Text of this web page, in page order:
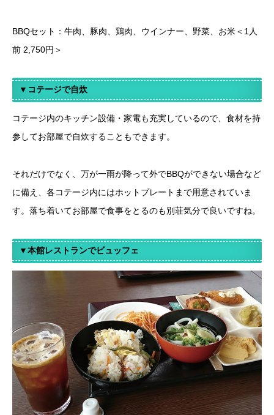
BBQセット：牛肉、豚肉、鶏肉、ウインナー、野菜、お米＜1人
前 2,750円＞
▼コテージで自炊
コテージ内のキッチン設備・家電も充実しているので、食材を持
参してお部屋で自炊することもできます。
それだけでなく、万が一雨が降って外でBBQができない場合など
に備え、各コテージ内にはホットプレートまで用意されていま
す。落ち着いてお部屋で食事をとるのも別荘気分で良いですね。
▼本館レストランでビュッフェ